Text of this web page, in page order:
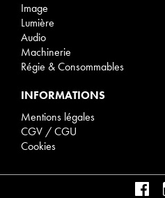
Image
Lumière
Audio
Machinerie
Régie & Consommables
INFORMATIONS
Mentions légales
CGV / CGU
Cookies